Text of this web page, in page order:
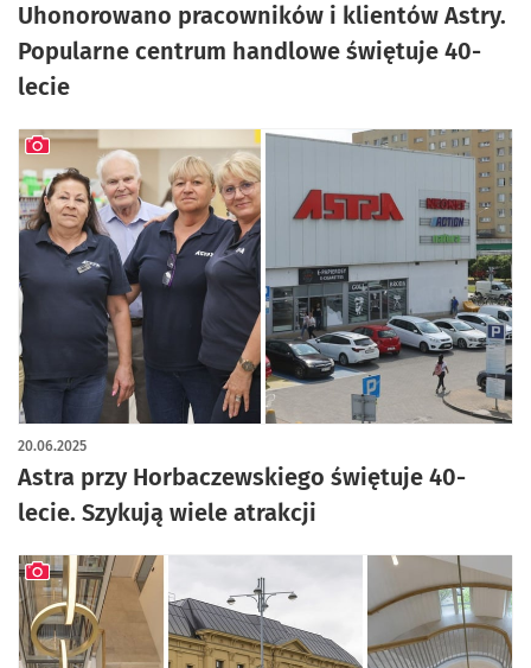
Uhonorowano pracowników i klientów Astry.
Popularne centrum handlowe świętuje 40-
lecie
Astra przy Horbaczewskiego świętuje 40-
lecie. Szykują wiele atrakcji
20.06.2025
artykuł z galerią zdjęć